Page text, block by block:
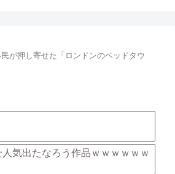
が押し寄せた「ロンドンのベッドタウ
気出たなろう作品ｗｗｗｗｗｗ